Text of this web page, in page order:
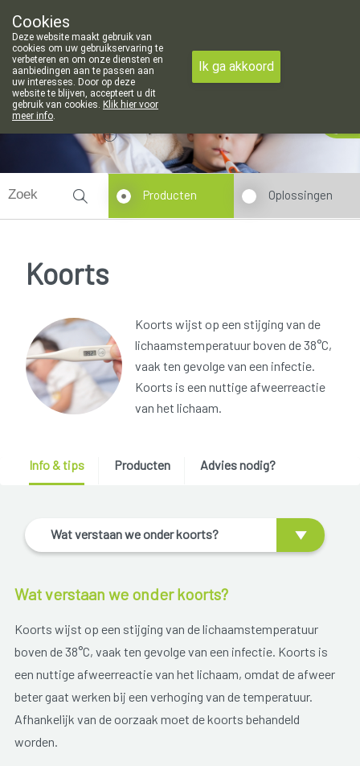
011/340400
Vandaag Nugesloten
Producten Oplossingen
Koorts
Koorts wijst op een stijging van de
lichaamstemperatuur boven de 38°C,
vaak ten gevolge van een infectie.
Koorts is een nuttige afweerreactie
van het lichaam.
Info & tips Producten Advies nodig?
Wat verstaan we onder koorts?
Wat verstaan we onder koorts?
Koorts wijst op een stijging van de lichaamstemperatuur
boven de 38°C, vaak ten gevolge van een infectie. Koorts is
een nuttige afweerreactie van het lichaam, omdat de afweer
beter gaat werken bij een verhoging van de temperatuur.
Afhankelijk van de oorzaak moet de koorts behandeld
worden.
Cookies
Deze website maakt gebruik van
cookies om uw gebruikservaring te
verbeteren en om onze diensten en
aanbiedingen aan te passen aan
uw interesses. Door op deze
website te blijven, accepteert u dit
gebruik van cookies. Klik hier voor
meer info.
Ik ga akkoord